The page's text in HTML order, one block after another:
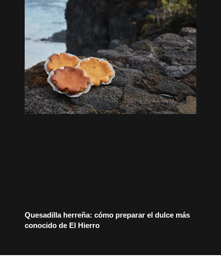
Quesadilla herreña: cómo preparar el dulce más
conocido de El Hierro